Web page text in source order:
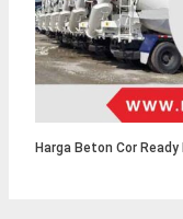
Harga Beton Cor